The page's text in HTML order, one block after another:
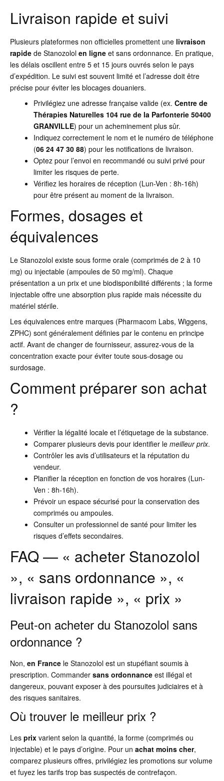
Livraison rapide et suivi
Plusieurs plateformes non officielles promettent une livraison
rapide de Stanozolol en ligne et sans ordonnance. En pratique,
les délais oscillent entre 5 et 15 jours ouvrés selon le pays
d’expédition. Le suivi est souvent limité et l’adresse doit être
précise pour éviter les blocages douaniers.
Privilégiez une adresse française valide (ex. Centre de
Thérapies Naturelles 104 rue de la Parfonterie 50400
GRANVILLE) pour un acheminement plus sûr.
Indiquez correctement le nom et le numéro de téléphone
(06 24 47 30 88) pour les notifications de livraison.
Optez pour l’envoi en recommandé ou suivi privé pour
limiter les risques de perte.
Vérifiez les horaires de réception (Lun-Ven : 8h-16h)
pour être présent au moment de la livraison.
Formes, dosages et
équivalences
Le Stanozolol existe sous forme orale (comprimés de 2 à 10
mg) ou injectable (ampoules de 50 mg/ml). Chaque
présentation a un prix et une biodisponibilité différents ; la forme
injectable offre une absorption plus rapide mais nécessite du
matériel stérile.
Les équivalences entre marques (Pharmacom Labs, Wiggens,
ZPHC) sont généralement définies par le contenu en principe
actif. Avant de changer de fournisseur, assurez-vous de la
concentration exacte pour éviter toute sous-dosage ou
surdosage.
Comment préparer son achat
?
Vérifier la légalité locale et l’étiquetage de la substance.
Comparer plusieurs devis pour identifier le meilleur prix.
Contrôler les avis d’utilisateurs et la réputation du
vendeur.
Planifier la réception en fonction de vos horaires (Lun-
Ven : 8h-16h).
Prévoir un espace sécurisé pour la conservation des
comprimés ou ampoules.
Consulter un professionnel de santé pour limiter les
risques d’effets secondaires.
FAQ — « acheter Stanozolol
», « sans ordonnance », «
livraison rapide », « prix »
Peut-on acheter du Stanozolol sans
ordonnance ?
Non, en France le Stanozolol est un stupéfiant soumis à
prescription. Commander sans ordonnance est illégal et
dangereux, pouvant exposer à des poursuites judiciaires et à
des risques sanitaires.
Où trouver le meilleur prix ?
Les prix varient selon la quantité, la forme (comprimés ou
injectable) et le pays d’origine. Pour un achat moins cher,
comparez plusieurs offres, privilégiez les promotions sur volume
et fuyez les tarifs trop bas suspectés de contrefaçon.